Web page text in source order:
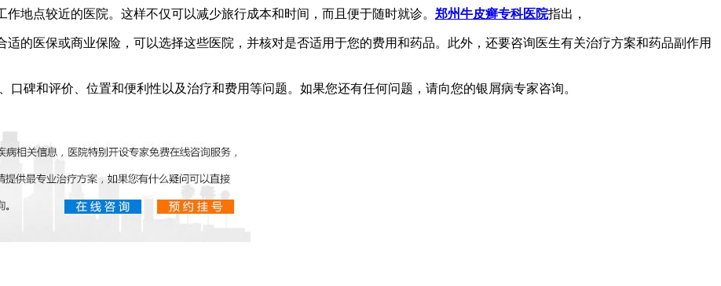
地点较近的医院。这样不仅可以减少旅行成本和时间，而且便于随时就诊。 郑州牛皮癣专科医院指出，
的医保或商业保险，可以选择这些医院，并核对是否适用于您的费用和药品。此外，还要咨询医生有关治疗方案和药品副作用
碑和评价、位置和便利性以及治疗和费用等问题。如果您还有任何问题，请向您的银屑病专家咨询。